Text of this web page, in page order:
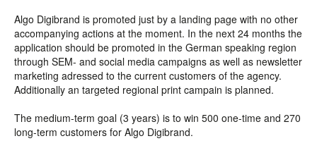
Algo Digibrand is promoted just by a landing page with no other
accompanying actions at the moment. In the next 24 months the
application should be promoted in the German speaking region
through SEM- and social media campaigns as well as newsletter
marketing adressed to the current customers of the agency.
Additionally an targeted regional print campain is planned.
The medium-term goal (3 years) is to win 500 one-time and 270
long-term customers for Algo Digibrand.